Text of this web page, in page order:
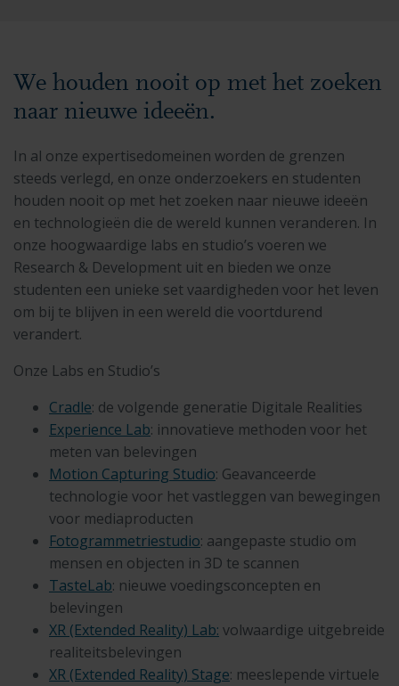
We houden nooit op met het zoeken
naar nieuwe ideeën.
In al onze expertisedomeinen worden de grenzen
steeds verlegd, en onze onderzoekers en studenten
houden nooit op met het zoeken naar nieuwe ideeën
en technologieën die de wereld kunnen veranderen. In
onze hoogwaardige labs en studio’s voeren we
Research & Development uit en bieden we onze
studenten een unieke set vaardigheden voor het leven
om bij te blijven in een wereld die voortdurend
verandert.
Onze Labs en Studio’s
Cradle: de volgende generatie Digitale Realities
Experience Lab: innovatieve methoden voor het
meten van belevingen
Motion Capturing Studio: Geavanceerde
technologie voor het vastleggen van bewegingen
voor mediaproducten
Fotogrammetriestudio: aangepaste studio om
mensen en objecten in 3D te scannen
TasteLab: nieuwe voedingsconcepten en
belevingen
XR (Extended Reality) Lab: volwaardige uitgebreide
realiteitsbelevingen
XR (Extended Reality) Stage: meeslepende virtuele